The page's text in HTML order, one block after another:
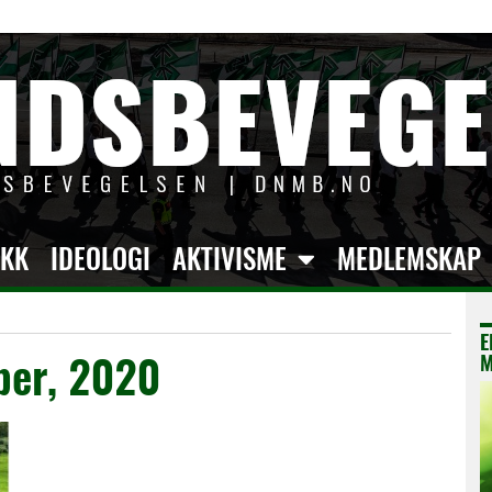
IDEOLOGI AKTIVISME MEDLEMSKAP
2020